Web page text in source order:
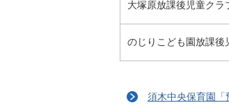
大塚原放課後児童クラ
のじりこども園放課後
須木中央保育園「